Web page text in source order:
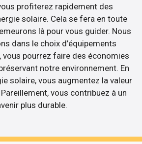
profiterez rapidement des
solaire. Cela se fera en toute
là pour vous guider. Nous
dans le choix d’équipements
vous pourrez faire des économies
notre environnement. En
solaire, vous augmentez la valeur
vous contribuez à un
plus durable.